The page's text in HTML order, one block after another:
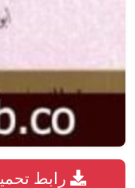
رابط